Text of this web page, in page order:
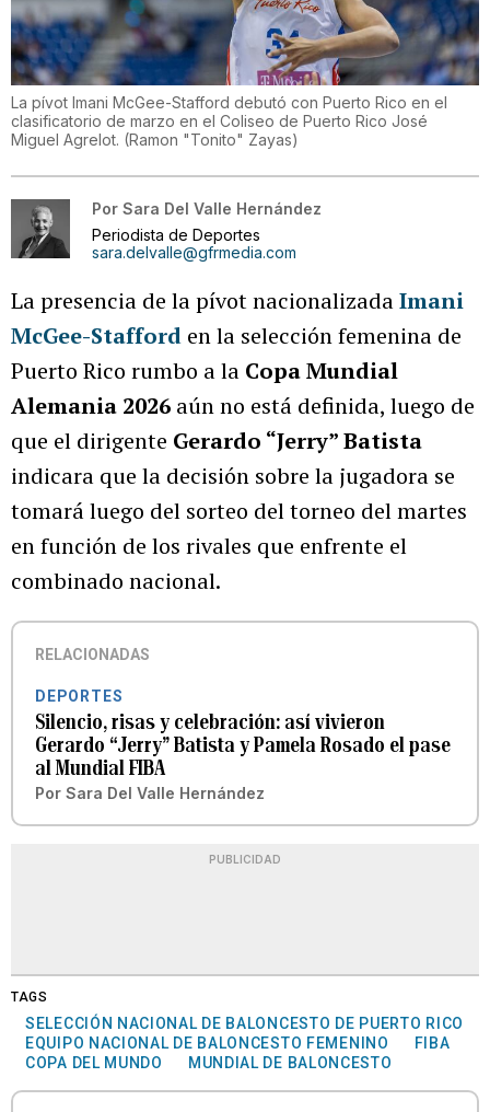
La pívot Imani McGee-Stafford debutó con Puerto Rico en el
clasificatorio de marzo en el Coliseo de Puerto Rico José
Miguel Agrelot. (Ramon "Tonito" Zayas)
Por Sara Del Valle Hernández
Periodista de Deportes
sara.delvalle@gfrmedia.com
La presencia de la pívot nacionalizadaImani
McGee-Stafford en la selección femenina de
Puerto Rico rumbo a la Copa Mundial
Alemania 2026 aún no está definida, luego de
que el dirigente Gerardo “Jerry” Batista
indicara que la decisión sobre la jugadora se
tomará luego del sorteo del torneo del martes
en función de los rivales que enfrente el
combinado nacional.
RELACIONADAS
DEPORTES
Silencio, risas y celebración: así vivieron
Gerardo “Jerry” Batista y Pamela Rosado el pase
al Mundial FIBA
Por Sara Del Valle Hernández
PUBLICIDAD
TAGS
SELECCIÓN NACIONAL DE BALONCESTO DE PUERTO RICO
EQUIPO NACIONAL DE BALONCESTO FEMENINO
FIBA
COPA DEL MUNDO
MUNDIAL DE BALONCESTO